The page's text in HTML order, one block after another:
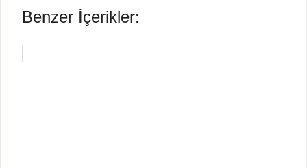
Benzer İçerikler: